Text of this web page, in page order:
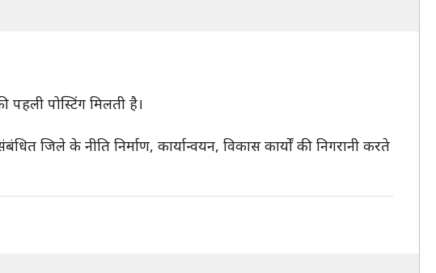
पोस्टिंग मिलती है।
जिले के नीति निर्माण, कार्यान्वयन, विकास कार्यों की निगरानी करते